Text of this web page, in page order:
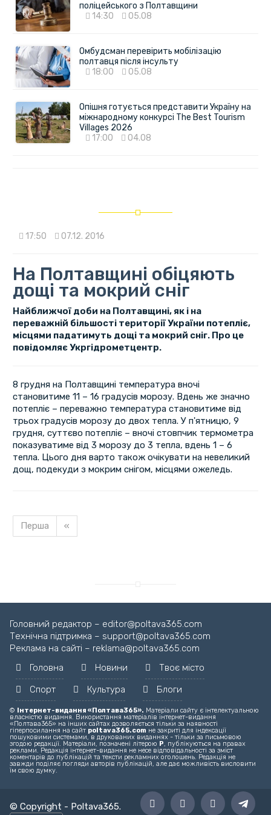
поліцейського з Полтавщини
14:30
05.08
Омбудсман перевірить мобілізацію
полтавця після інсульту
18:00
05.08
Опішня готується представити Україну на
міжнародному конкурсі The Best Tourism
Villages 2026
17:00
04.08
17:50 07.12. 2016
На Полтавщині обіцяють
дощі та мокрий сніг
Найближчої доби на Полтавщині, як і на
переважній більшості території України потепліє,
місцями падатимуть дощі та мокрий сніг. Про це
повідомляє Укргідрометцентр.
8 грудня на Полтавщині температура вночі
становитиме 11 – 16 градусів морозу. Вдень же значно
потепліє – переважно температура становитиме від
трьох градусів морозу до двох тепла. У п'ятницю, 9
грудня, суттєво потепліє – вночі стовпчик термометра
показуватиме від 3 морозу до 3 тепла, вдень 1 – 6
тепла. Цього дня варто також очікувати на невеликий
дощ, подекуди з мокрим снігом, місцями ожеледь.
Перша «
Завантажуємо новину...
Головний редактор – editor@poltava365.com
Технічна підтримка – support@poltava365.com
Реклама на сайті – reklama@poltava365.com
Головна
Новини
Твоє місто
Спорт
Інтернет-видання «Полтава365».
Матеріали сайту є інтелектуальною
власністю видання. Використання матеріалів інтернет-видання
«Полтава365» на інших сайтах дозволяється тільки за наявності